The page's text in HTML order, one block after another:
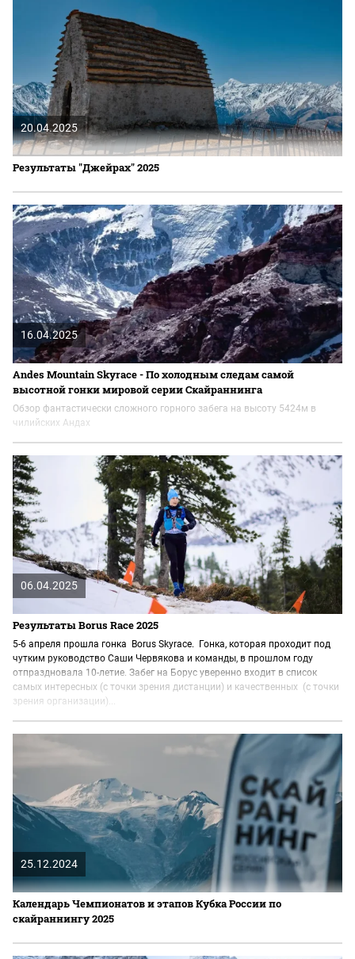
20.04.2025
Результаты "Джейрах" 2025
16.04.2025
Andes Mountain Skyrace - По холодным следам самой
высотной гонки мировой серии Скайраннинга
Обзор фантастически сложного горного забега на высоту 5424м в
чилийских Андах
06.04.2025
Результаты Borus Race 2025
5-6 апреля прошла гонка Borus Skyrace. Гонка, которая проходит под
чутким руководство Саши Червякова и команды, в прошлом году
отпраздновала 10-летие. Забег на Борус уверенно входит в список
самых интересных (с точки зрения дистанции) и качественных (с точки
зрения организации)...
25.12.2024
Календарь Чемпионатов и этапов Кубка России по
скайраннингу 2025